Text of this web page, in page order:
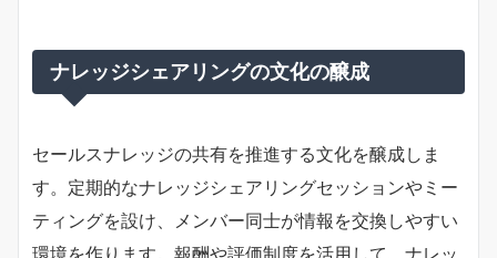
ナレッジシェアリングの文化の醸成
セールスナレッジの共有を推進する文化を醸成しま
す。定期的なナレッジシェアリングセッションやミー
ティングを設け、メンバー同士が情報を交換しやすい